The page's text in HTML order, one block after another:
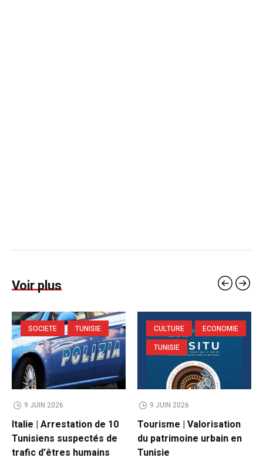
Voir plus
SOCIETE TUNISIE
9 JUIN 2026
Italie | Arrestation de 10
Tunisiens suspectés de
trafic d’êtres humains
CULTURE
ECONOMIE
TUNISIE
9 JUIN 2026
Tourisme | Valorisation
du patrimoine urbain en
Tunisie